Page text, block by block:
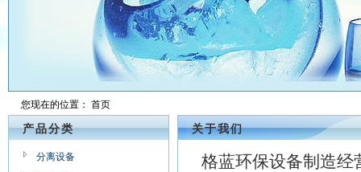
您现在的位置： 首页
产品分类
分离设备
关于我们
格蓝环保设备制造经